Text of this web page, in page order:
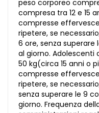
peso corporeo
compresa tra 12 e 15
compresse
ripetere, se
6 ore, senza
al giorno. Adolescenti
50 kg(circa 15 anni o
compresse
ripetere, se
senza superare le 9
giorno. Frequenza